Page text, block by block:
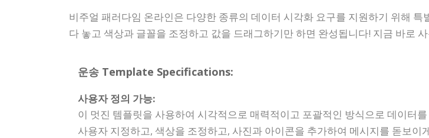
비주얼 패러다임 온라인은 다양한 종류의 데이터 시각화 요구를 지원하기 위해
다 놓고 색상과 글꼴을 조정하고 값을 드래그하기만 하면 완성됩니다! 지금 바로
운송 Template Specifications:
사용자 정의 가능:
이 멋진 템플릿을 사용하여 시각적으로 매력적이고 포괄적인 방식으로 데이터
사용자 지정하고, 색상을 조정하고, 사진과 아이콘을 추가하여 메시지를 돋보이